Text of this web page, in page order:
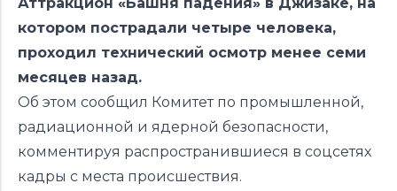
котором пострадали четыре человека,
проходил технический осмотр менее семи
месяцев назад.
Об этом сообщил Комитет по промышленной,
радиационной и ядерной безопасности,
комментируя распространившиеся в соцсетях
кадры с места происшествия.